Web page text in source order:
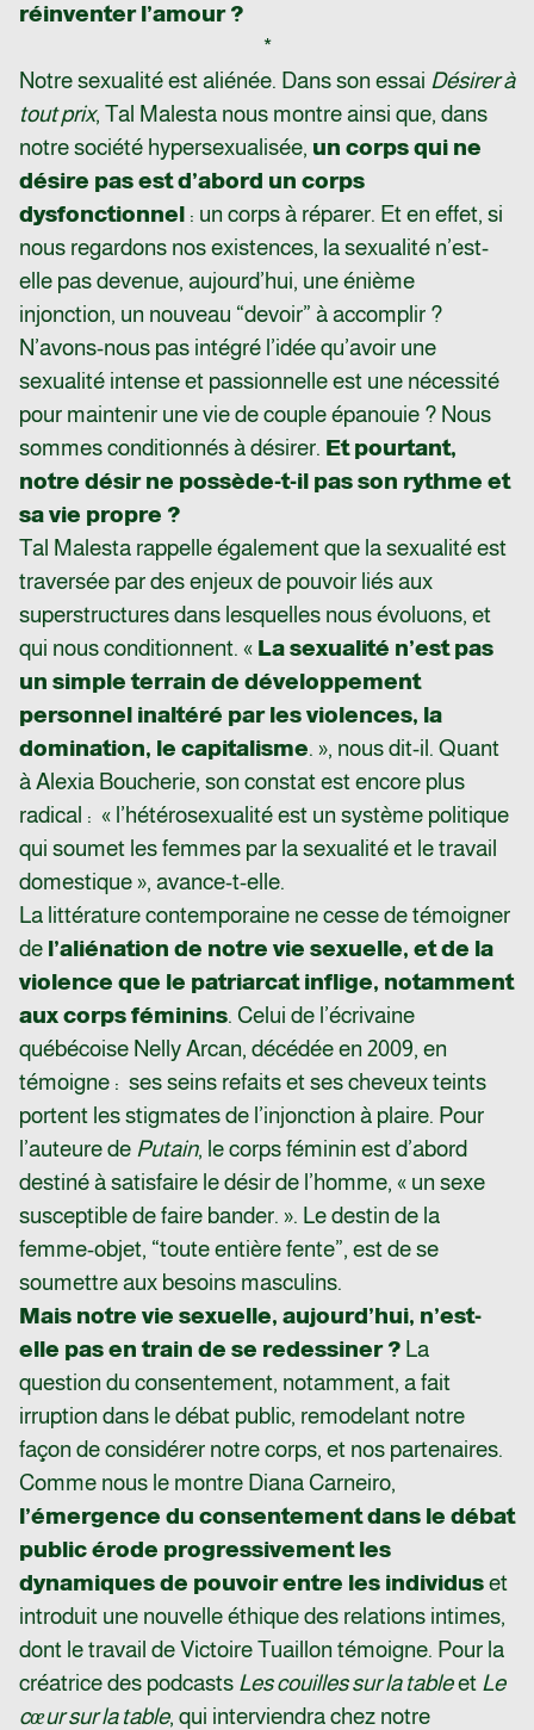
réinventer l’amour ?
*
Notre sexualité est aliénée. Dans son essai Désirer à
tout prix, Tal Malesta nous montre ainsi que, dans
notre société hypersexualisée, un corps qui ne
désire pas est d’abord un corps
dysfonctionnel : un corps à réparer. Et en effet, si
nous regardons nos existences, la sexualité n’est-
elle pas devenue, aujourd’hui, une énième
injonction, un nouveau “devoir” à accomplir ?
N’avons-nous pas intégré l’idée qu’avoir une
sexualité intense et passionnelle est une nécessité
pour maintenir une vie de couple épanouie ? Nous
sommes conditionnés à désirer. Et pourtant,
notre désir ne possède-t-il pas son rythme et
sa vie propre ?
Tal Malesta rappelle également que la sexualité est
traversée par des enjeux de pouvoir liés aux
superstructures dans lesquelles nous évoluons, et
qui nous conditionnent. « La sexualité n’est pas
un simple terrain de développement
personnel inaltéré par les violences, la
domination, le capitalisme. », nous dit-il. Quant
à Alexia Boucherie, son constat est encore plus
radical : « l’hétérosexualité est un système politique
qui soumet les femmes par la sexualité et le travail
domestique », avance-t-elle.
La littérature contemporaine ne cesse de témoigner
de l’aliénation de notre vie sexuelle, et de la
violence que le patriarcat inflige, notamment
aux corps féminins. Celui de l’écrivaine
québécoise Nelly Arcan, décédée en 2009, en
témoigne : ses seins refaits et ses cheveux teints
portent les stigmates de l’injonction à plaire. Pour
l’auteure de Putain, le corps féminin est d’abord
destiné à satisfaire le désir de l’homme, « un sexe
susceptible de faire bander. ». Le destin de la
femme-objet, “toute entière fente”, est de se
soumettre aux besoins masculins.
Mais notre vie sexuelle, aujourd’hui, n’est-
elle pas en train de se redessiner ? La
question du consentement, notamment, a fait
irruption dans le débat public, remodelant notre
façon de considérer notre corps, et nos partenaires.
Comme nous le montre Diana Carneiro,
l’émergence du consentement dans le débat
public érode progressivement les
dynamiques de pouvoir entre les individuset
introduit une nouvelle éthique des relations intimes,
dont le travail de Victoire Tuaillon témoigne. Pour la
créatrice des podcasts Les couilles sur la tableet Le
cœur sur la table, qui interviendra chez notre